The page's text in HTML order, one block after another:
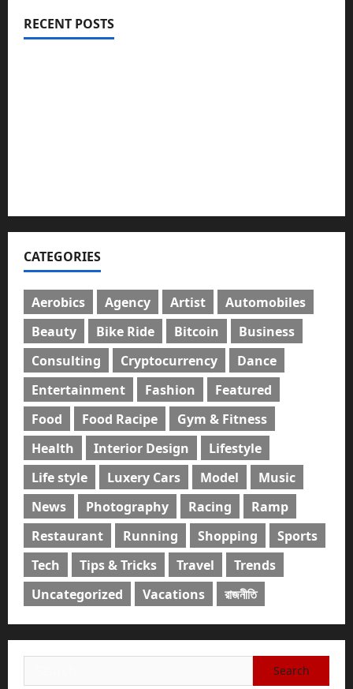
RECENT POSTS
CATEGORIES
Aerobics Agency Artist
Automobiles
Beauty
Bike Ride Bitcoin
Business
Consulting
Cryptocurrency
Dance
Entertainment
Fashion
Featured
Food
Food Racipe
Gym & Fitness
Health
Interior Design
Lifestyle
Life style
Luxery Cars Model
Music
News
Photography Racing
Ramp
Restaurant
Running Shopping
Sports
Tech
Tips & Tricks Travel
Trends
Uncategorized
Vacations রাজনীতি
for: